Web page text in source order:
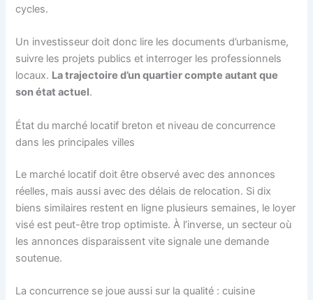
cycles.
Un investisseur doit donc lire les documents d’urbanisme,
suivre les projets publics et interroger les professionnels
locaux. La trajectoire d’un quartier compte autant que
son état actuel.
État du marché locatif breton et niveau de concurrence
dans les principales villes
Le marché locatif doit être observé avec des annonces
réelles, mais aussi avec des délais de relocation. Si dix
biens similaires restent en ligne plusieurs semaines, le loyer
visé est peut-être trop optimiste. À l’inverse, un secteur où
les annonces disparaissent vite signale une demande
soutenue.
La concurrence se joue aussi sur la qualité : cuisine